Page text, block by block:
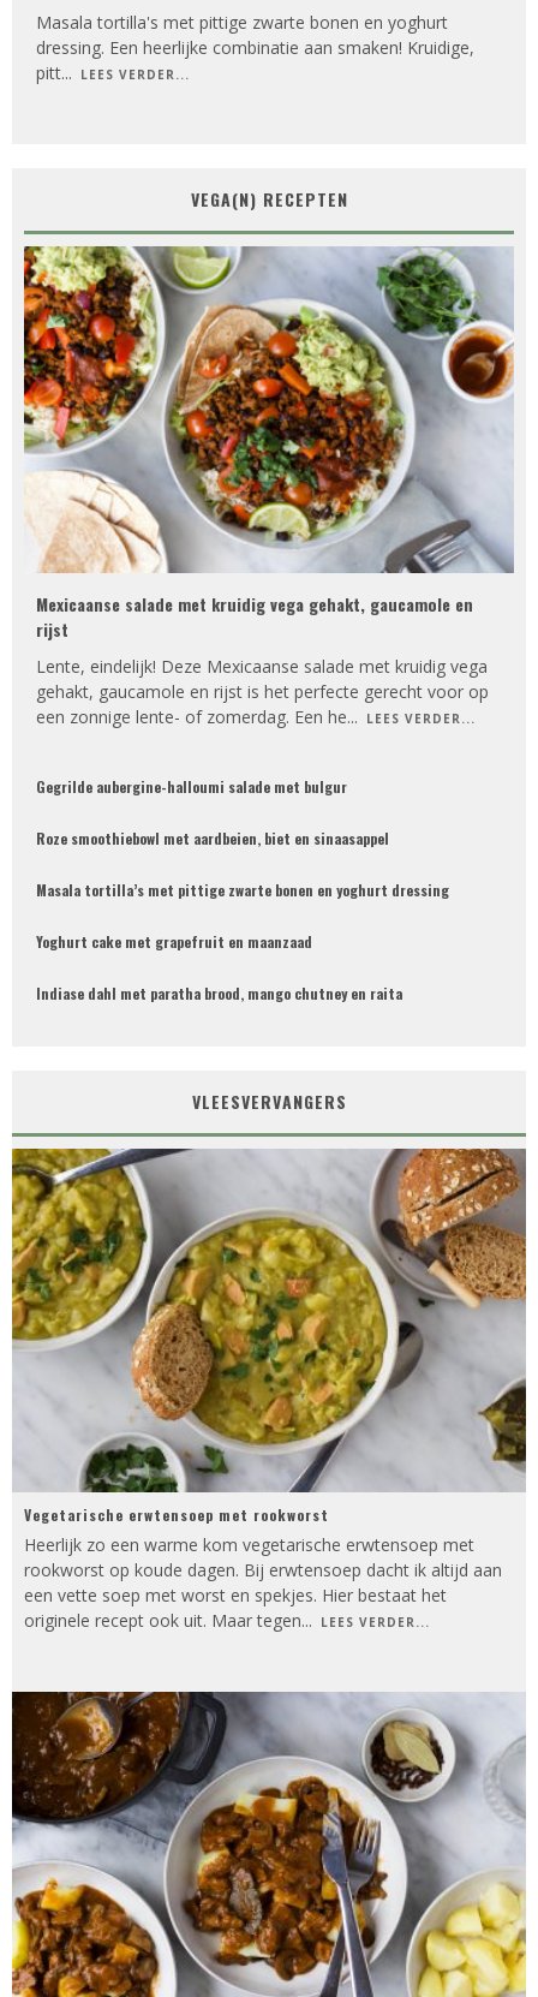
Masala tortilla's met pittige zwarte bonen en yoghurt
dressing. Een heerlijke combinatie aan smaken! Kruidige,
pitt... LEES VERDER...
VEGA(N) RECEPTEN
Mexicaanse salade met kruidig vega gehakt, gaucamole en
rijst
Lente, eindelijk! Deze Mexicaanse salade met kruidig vega
gehakt, gaucamole en rijst is het perfecte gerecht voor op
een zonnige lente- of zomerdag. Een he... LEES VERDER...
Gegrilde aubergine-halloumi salade met bulgur
Roze smoothiebowl met aardbeien, biet en sinaasappel
Masala tortilla’s met pittige zwarte bonen en yoghurt dressing
Yoghurt cake met grapefruit en maanzaad
Indiase dahl met paratha brood, mango chutney en raita
VLEESVERVANGERS
Vegetarische erwtensoep met rookworst
Heerlijk zo een warme kom vegetarische erwtensoep met
rookworst op koude dagen. Bij erwtensoep dacht ik altijd aan
een vette soep met worst en spekjes. Hier bestaat het
originele recept ook uit. Maar tegen... LEES VERDER...